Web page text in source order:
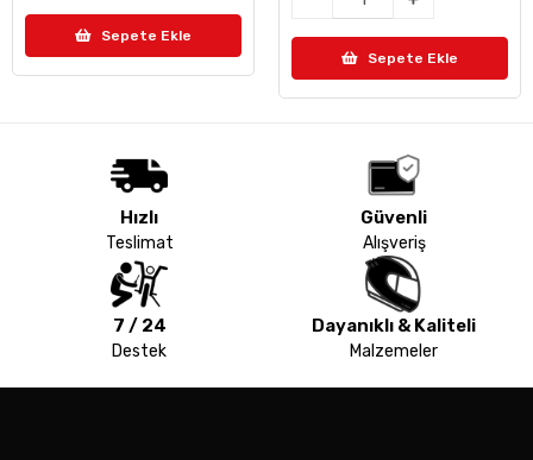
Sepete Ekle
Sepete Ekle
Hızlı
Teslimat
Güvenli
Alışveriş
7 / 24
Destek
Dayanıklı & Kaliteli
Malzemeler